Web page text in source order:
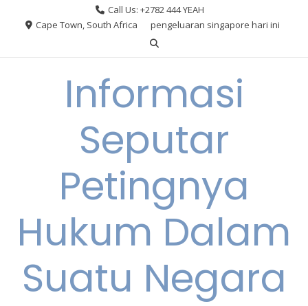
Call Us: +2782 444 YEAH
Cape Town, South Africa
pengeluaran singapore hari ini
Informasi
Seputar
Petingnya
Hukum Dalam
Suatu Negara